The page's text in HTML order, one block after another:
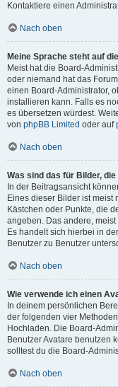
Kontaktiere einen
Nach oben
Meine Sprache steht auf
Meist hat die Board-
oder niemand hat das
einen Board-Administrator,
installieren kann. Falls es
es übersetzen würdest.
von phpBB Limited oder auf
Nach oben
Was sind das für Bilder,
In der Beitragsansicht
Eines dieser Bilder ist meist
Kästchen oder Punkte, die
angeben. Das andere,
Es handelt sich hierbei in
Benutzer zu Benutzer
Nach oben
Wie verwende ich einen
In deinem persönlichen
der folgenden vier
Hochladen. Die Board-
Benutzer Avatare benutzen
solltest du die Board-
Nach oben